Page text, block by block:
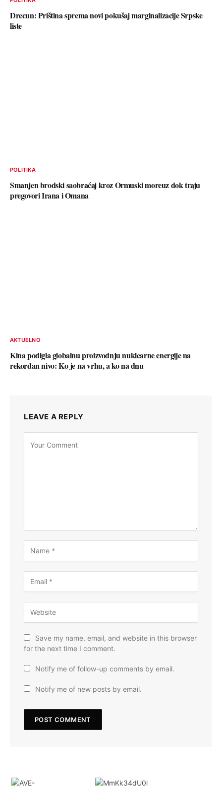
Drecun: Priština sprema novi pokušaj marginalizacije Srpske
liste
POLITIKA
Smanjen brodski saobraćaj kroz Ormuski moreuz dok traju
pregovori Irana i Omana
AKTUELNO
Kina podigla globalnu proizvodnju nuklearne energije na
rekordan nivo: Ko je na vrhu, a ko na dnu
LEAVE A REPLY
Save my name, email, and website in this browser
for the next time I comment.
Notify me of follow-up comments by email.
Notify me of new posts by email.